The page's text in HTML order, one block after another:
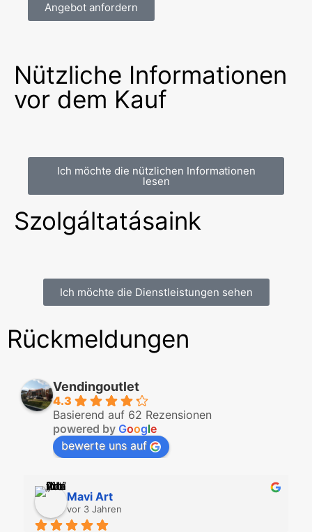
Angebot anfordern
Nützliche Informationen
vor dem Kauf
Ich möchte die nützlichen Informationen
lesen
Szolgáltatásaink
Ich möchte die Dienstleistungen sehen
Rückmeldungen
Vendingoutlet
4.3
Basierend auf 62 Rezensionen
powered by Google
bewerte uns auf
Mavi Art
vor 3 Jahren